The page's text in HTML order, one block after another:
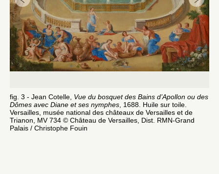
fig. 3 - Jean Cotelle, Vue du bosquet des Bains d’Apollon ou des
Dômes avec Diane et ses nymphes , 1688. Huile sur toile.
Versailles, musée national des châteaux de Versailles et de
Trianon, MV 734 © Château de Versailles, Dist. RMN-Grand
Palais / Christophe Fouin